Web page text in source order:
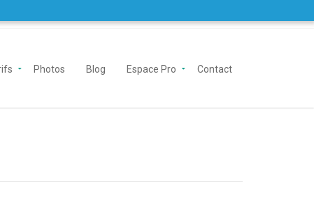
Photos Blog Espace Pro Contact